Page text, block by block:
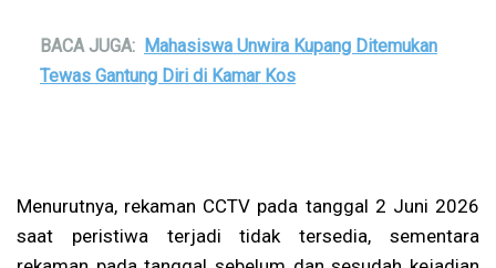
BACA JUGA: Mahasiswa Unwira Kupang Ditemukan
Tewas Gantung Diri di Kamar Kos
Menurutnya, rekaman CCTV pada tanggal 2 Juni 2026
saat peristiwa terjadi tidak tersedia, sementara